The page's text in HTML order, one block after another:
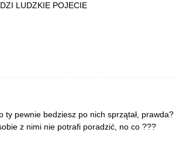
LUDZKIE POJECIE
ty pewnie bedziesz po nich sprzątał,
z nimi nie potrafi poradzić, no co ???